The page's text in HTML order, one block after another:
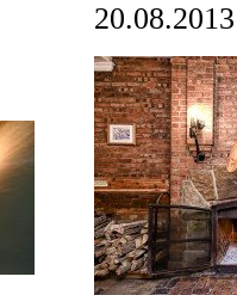
20.08.2013